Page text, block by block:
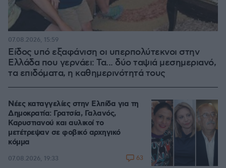
Είδος υπό εξαφάνιση οι υπερπολύτεκνοι στην
Ελλάδα που γερνάει: Τα... δύο ταψιά μεσημεριανό,
τα επιδόματα, η καθημερινότητά τους
07.08.2026, 15:59
Νέες καταγγελίες στην Ελπίδα για τη
Δημοκρατία: Γρατσία, Γαλανός,
Καρυστιανού και αυλικοί το
μετέτρεψαν σε φοβικό αρχηγικό
κόμμα
07.08.2026, 19:33 63